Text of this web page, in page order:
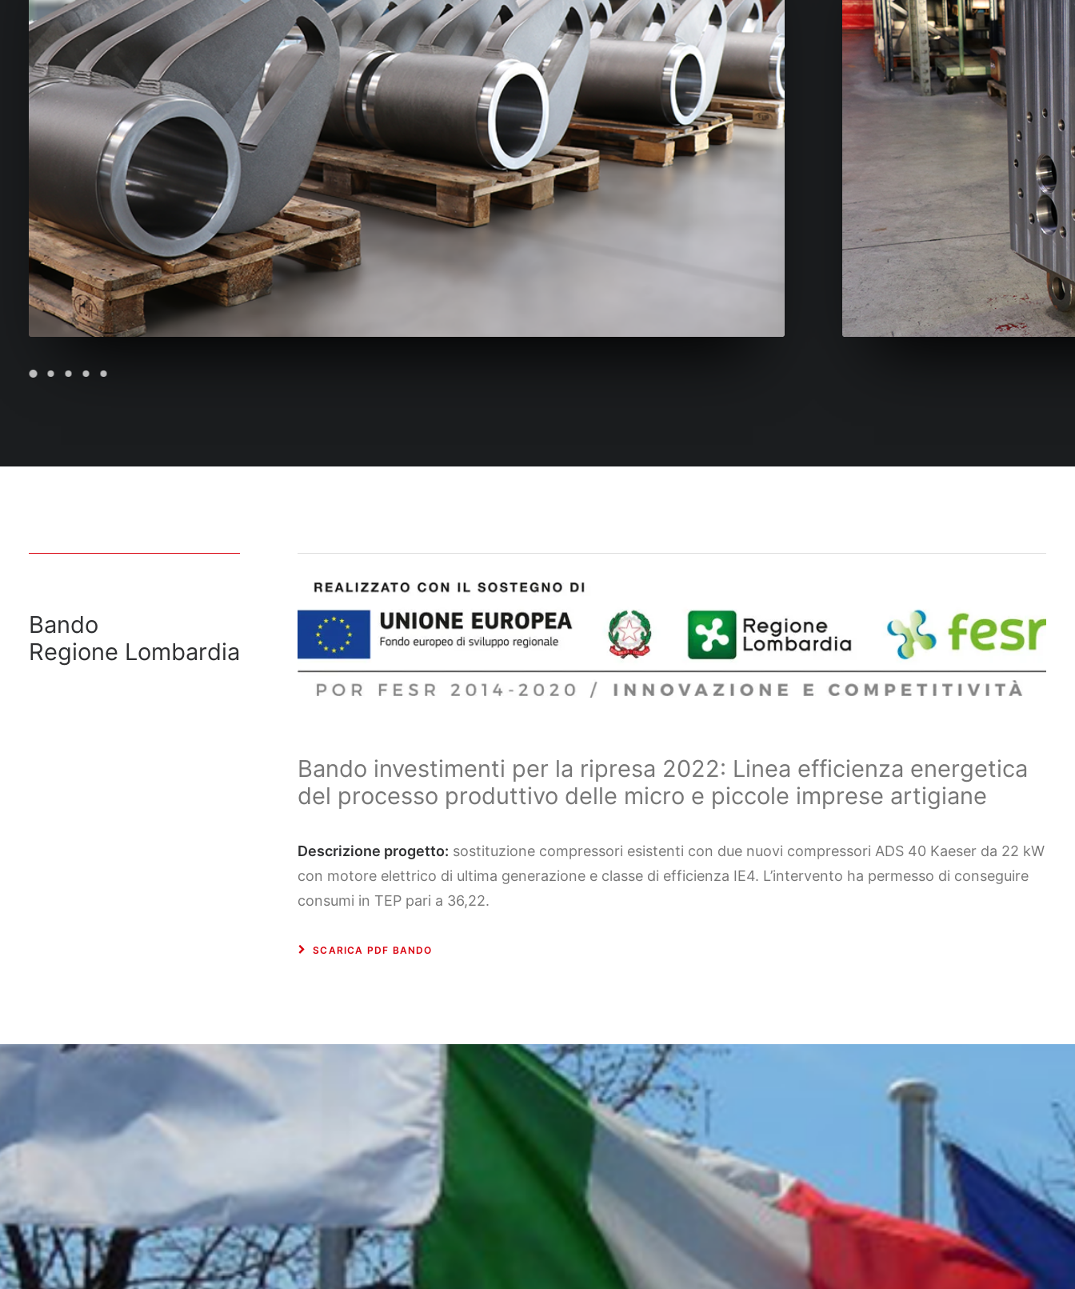
Bando
Regione Lombardia
Bando investimenti per la ripresa 2022: Linea efficienza energetica
del processo produttivo delle micro e piccole imprese artigiane
Descrizione progetto: sostituzione compressori esistenti con due nuovi compressori ADS 40 Kaeser da 22 kW
con motore elettrico di ultima generazione e classe di efficienza IE4. L’intervento ha permesso di conseguire
consumi in TEP pari a 36,22.
SCARICA PDF BANDO